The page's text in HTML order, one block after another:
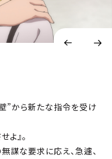
”から新たな指令を受け
』。
謀な要求に応え、急遽、